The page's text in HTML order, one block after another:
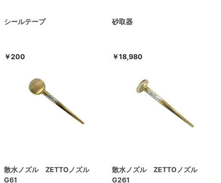
シールテープ
￥200
砂取器
￥18,980
散水ノズル ZETTOノズル
G61
散水ノズル ZETTOノズル
G261